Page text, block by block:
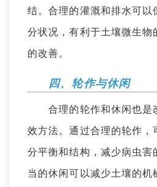
结。合理的灌溉和排水可以
分状况，有利于土壤微生物
的改善。
四、轮作与休闲
合理的轮作和休闲也是
效方法。通过合理的轮作，
分平衡和结构，减少病虫害
当的休闲可以减少土壤的机